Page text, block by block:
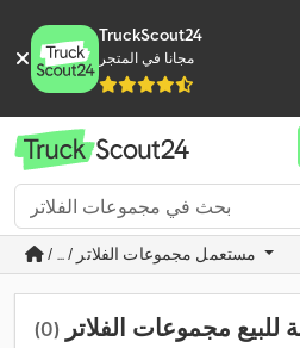
TruckScout24
مجانا في المتجر
للبيع مجموعات الفلاتر (0)